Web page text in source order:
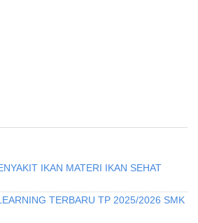
IKAN MATERI IKAN SEHAT
TERBARU TP 2025/2026 SMK